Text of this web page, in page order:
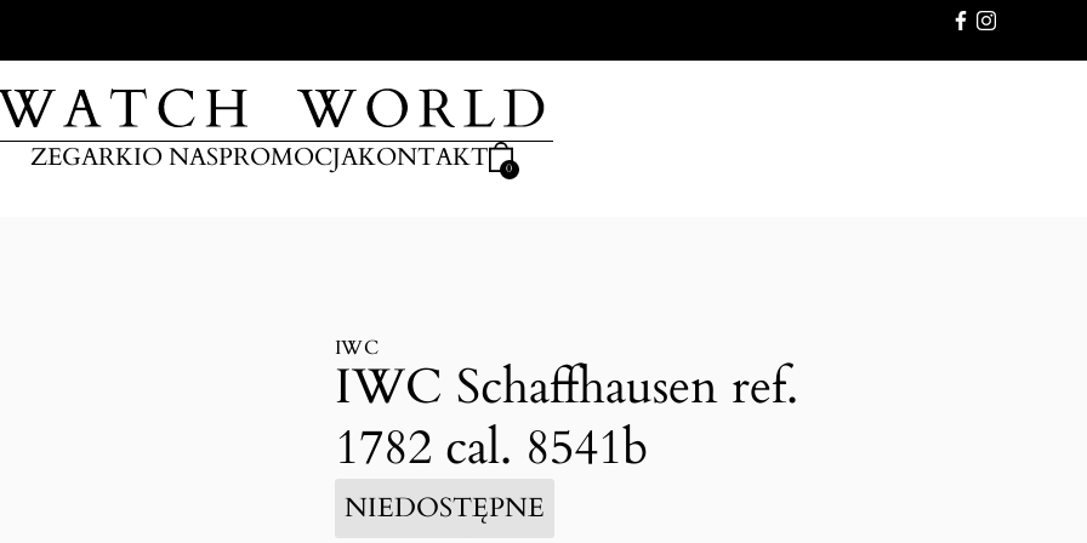
ZEGARKIO NASPROMOCJAKONTAKT 0
IWC
IWC Schaffhausen ref.
1782 cal. 8541b
NIEDOSTĘPNE